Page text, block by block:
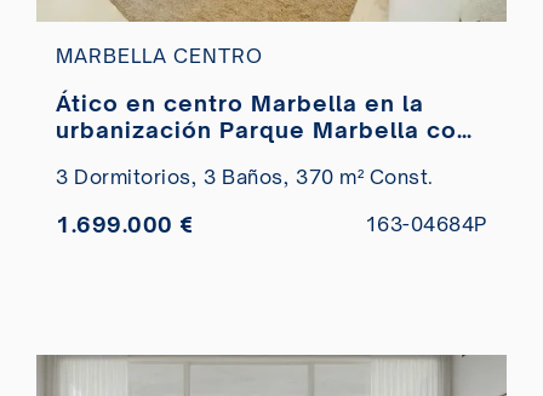
MARBELLA CENTRO
Ático en centro Marbella en la
urbanización Parque Marbella con
3 Dormitorios, 3 Baños, 370 m² Const.
1.699.000 € 163-04684P